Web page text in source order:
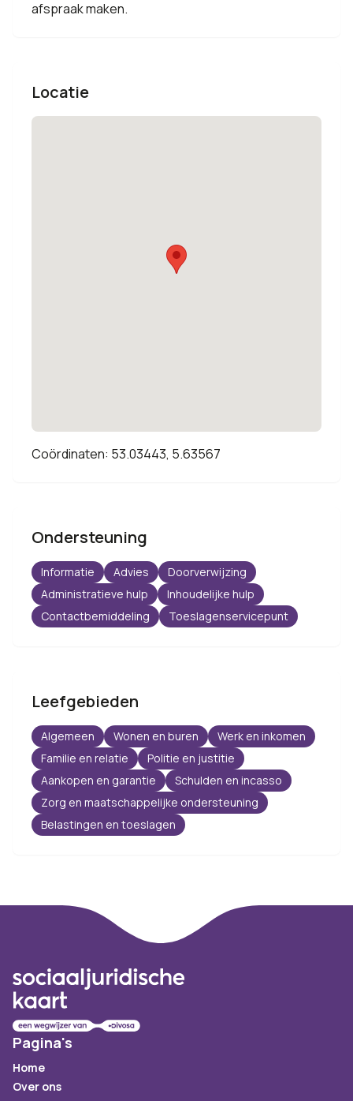
afspraak maken.
Locatie
Coördinaten: 53.03443, 5.63567
Ondersteuning
Informatie Advies
Doorverwijzing
Administratieve hulp
Inhoudelijke hulp
Contactbemiddeling
Toeslagenservicepunt
Leefgebieden
Algemeen Wonen en buren
Werk en inkomen
Familie en relatie
Politie en justitie
Aankopen en garantie
Schulden en incasso
Zorg en maatschappelijke ondersteuning
Belastingen en toeslagen
Pagina's
Home
Over ons